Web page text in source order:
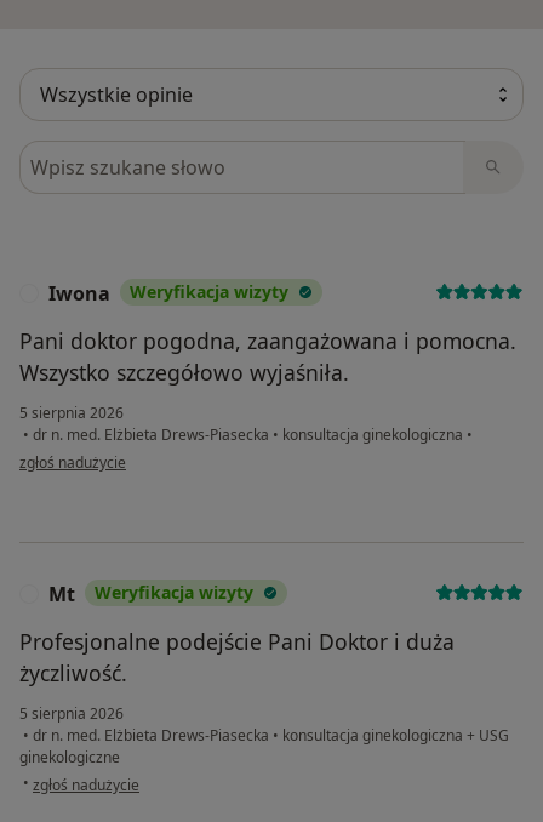
Szukaj w opiniach
Iwona Weryfikacja wizyty
Pani doktor pogodna, zaangażowana i pomocna.
Wszystko szczegółowo wyjaśniła.
5 sierpnia 2026
• dr n. med. Elżbieta Drews-Piasecka • konsultacja ginekologiczna •
w opinii użytkownika Iwona
zgłoś nadużycie
Mt Weryfikacja wizyty
Profesjonalne podejście Pani Doktor i duża
życzliwość.
5 sierpnia 2026
• dr n. med. Elżbieta Drews-Piasecka • konsultacja ginekologiczna + USG
ginekologiczne
• w opinii użytkownika Mt
zgłoś nadużycie